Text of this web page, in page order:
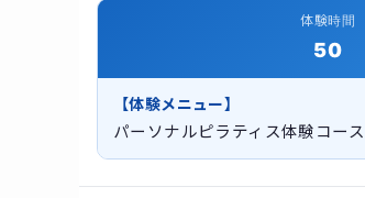
体験時間
50
【体験メニュー】
パーソナルピラティス体験コース